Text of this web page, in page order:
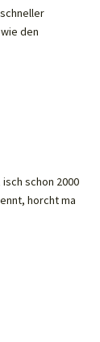
den
schon 2000
horcht ma